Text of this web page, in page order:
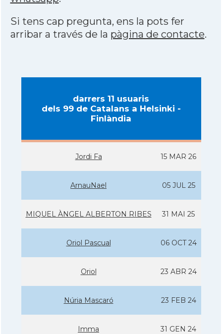
Si tens cap pregunta, ens la pots fer
arribar a través de la pàgina de contacte.
darrers 11 usuaris
dels 99 de Catalans a Helsinki -
Finlàndia
Jordi Fa 15 MAR 26
ArnauNael 05 JUL 25
MIQUEL ÀNGEL ALBERTON RIBES 31 MAI 25
Oriol Pascual 06 OCT 24
Oriol 23 ABR 24
Núria Mascaró 23 FEB 24
Imma 31 GEN 24